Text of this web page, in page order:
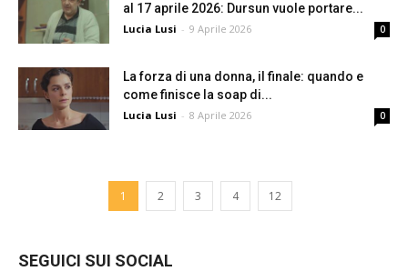
al 17 aprile 2026: Dursun vuole portare...
Lucia Lusi - 9 Aprile 2026 0
La forza di una donna, il finale: quando e
come finisce la soap di...
Lucia Lusi - 8 Aprile 2026 0
1 2 3 4 12
SEGUICI SUI SOCIAL